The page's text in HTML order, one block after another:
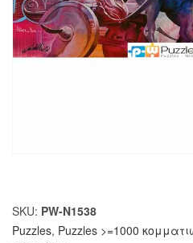
SKU: PW-N1538
Puzzles, Puzzles >=1000